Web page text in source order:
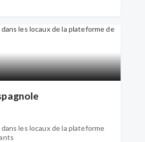
les locaux de la plateforme